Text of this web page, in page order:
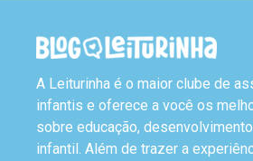
A Leiturinha é o maior clube de
infantis e oferece a você os
sobre educação,
infantil. Além de trazer a